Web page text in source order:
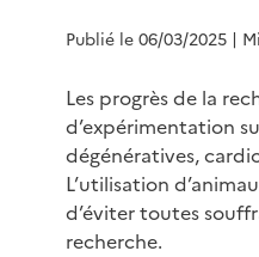
Publié le 06/03/2025 |
Les progrès de la
d’expérimentation
dégénératives,
L’utilisation
d’éviter toutes
recherche.